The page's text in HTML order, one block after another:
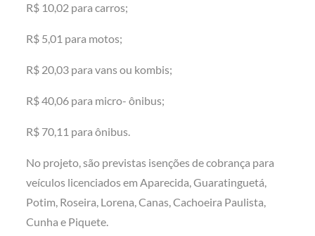
R$ 10,02 para carros;
R$ 5,01 para motos;
R$ 20,03 para vans ou kombis;
R$ 40,06 para micro- ônibus;
R$ 70,11 para ônibus.
No projeto, são previstas isenções de cobrança para
veículos licenciados em Aparecida, Guaratinguetá,
Potim, Roseira, Lorena, Canas, Cachoeira Paulista,
Cunha e Piquete.